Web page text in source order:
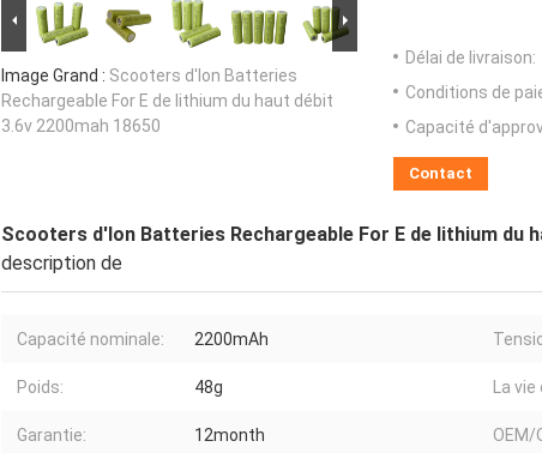
Image Grand : Scooters d'Ion Batteries
Rechargeable For E de lithium du haut débit
3.6v 2200mah 18650
Délai de livraison:
Conditions de
Capacité
Contact
Scooters d'Ion Batteries Rechargeable For E de lithium du
description de
Capacité nominale: 2200mAh
Poids: 48g La vie
Garantie: 12month OEM/